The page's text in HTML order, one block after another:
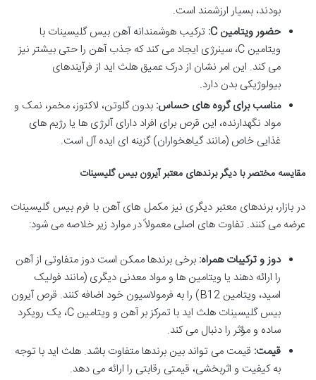
بودند، بسیار ارزشمند است.
حضور ویتامین C:
ترکیب هوشمندانه آهن بیس گلیسینات با
ویتامین C، سینرژی ایجاد می کند که جذب آهن را حتی بیشتر نیز
می کند. این امر نشان از درک عمیق هلث اید از فرآیندهای
بیولوژیکی بدن دارد.
مناسب برای گروه های حساس: بدون گلوتن، لاکتوز، مخمر، نمک و
مواد نگهدارنده، این قرص برای افراد دارای آلرژی ها یا رژیم های
غذایی خاص (مانند گیاهخواران) گزینه ای ایده آل است.
مقایسه مختصر با دیگر برندهای معتبر آیرون بیس گلیسینات
در بازار، برندهای معتبر دیگری نیز مکمل های آهن با فرم بیس گلیسینات
عرضه می کنند. تفاوت های اصلی معمولاً در موارد زیر خلاصه می شود:
دوز و ترکیبات همراه: برخی برندها ممکن است دوز متفاوتی از آهن
را ارائه دهند یا ویتامین ها و مواد معدنی دیگری (مانند فولیک
اسید، ویتامین B12) را به فرمولاسیون خود اضافه کنند. قرص آیرون
بیس گلیسینات هلث اید با تمرکز بر آهن و ویتامین C، یک رویکرد
ساده و مؤثر را دنبال می کند.
قیمت: قیمت می تواند بین برندها متفاوت باشد. هلث اید با توجه
به کیفیت و اثربخشی، قیمتی رقابتی را ارائه می دهد.